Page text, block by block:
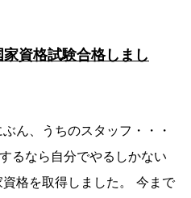
資格試験合格しまし
ん、うちのスタッフ・・・
るなら自分でやるしかない
格を取得しました。 今まで